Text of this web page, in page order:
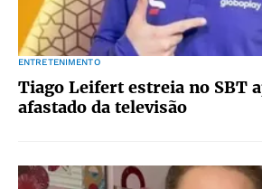
ENTRETENIMENTO
Tiago Leifert estreia no SBT
afastado da televisão